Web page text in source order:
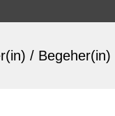
/ Begeher(in)